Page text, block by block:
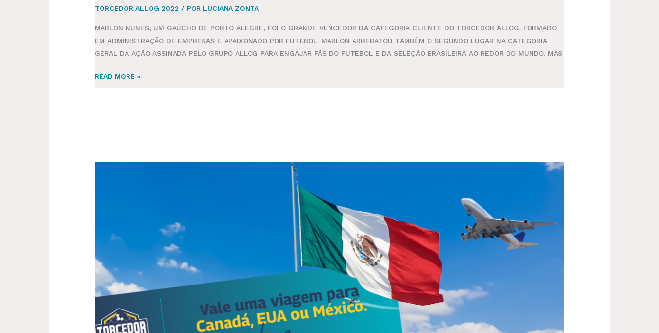
TORCEDOR ALLOG 2022 / POR LUCIANA ZONTA
MARLON NUNES, UM GAÚCHO DE PORTO ALEGRE, FOI O GRANDE VENCEDOR DA CATEGORIA CLIENTE DO TORCEDOR ALLOG. FORMADO
EM ADMINISTRAÇÃO DE EMPRESAS E APAIXONADO POR FUTEBOL. MARLON ARREBATOU TAMBÉM O SEGUNDO LUGAR NA CATEGORIA
GERAL DA AÇÃO ASSINADA PELO GRUPO ALLOG PARA ENGAJAR FÃS DO FUTEBOL E DA SELEÇÃO BRASILEIRA AO REDOR DO MUNDO. MAS
READ MORE »
CONHECER
O
MÉXICO